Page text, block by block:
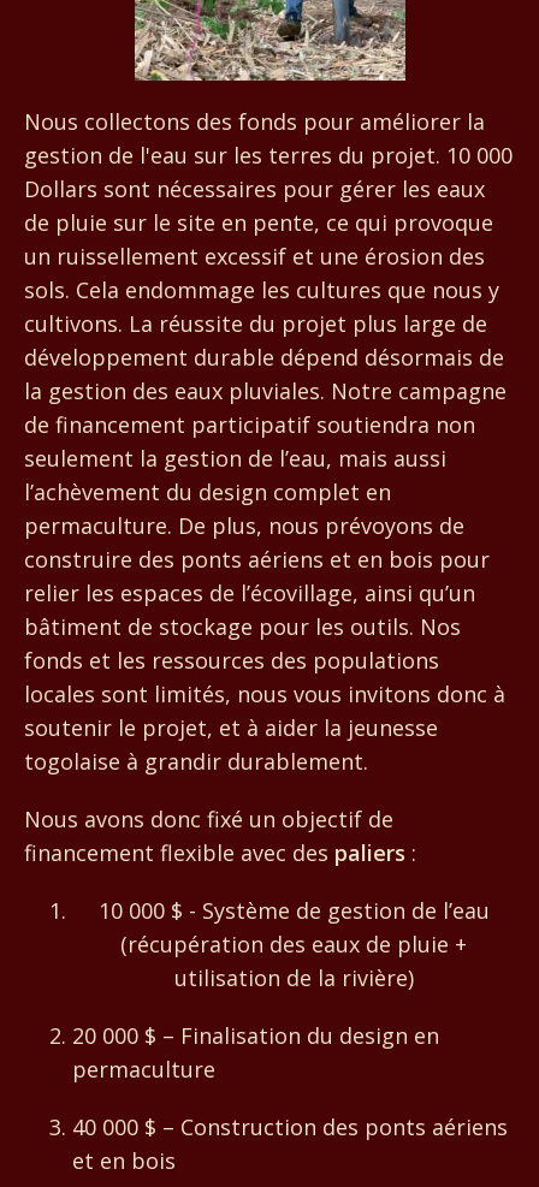
Nous collectons des fonds pour améliorer la
gestion de l'eau sur les terres du projet. 10 000
Dollars sont nécessaires pour gérer les eaux
de pluie sur le site en pente, ce qui provoque
un ruissellement excessif et une érosion des
sols. Cela endommage les cultures que nous y
cultivons. La réussite du projet plus large de
développement durable dépend désormais de
la gestion des eaux pluviales. Notre campagne
de financement participatif soutiendra non
seulement la gestion de l’eau, mais aussi
l’achèvement du design complet en
permaculture. De plus, nous prévoyons de
construire des ponts aériens et en bois pour
relier les espaces de l’écovillage, ainsi qu’un
bâtiment de stockage pour les outils. Nos
fonds et les ressources des populations
locales sont limités, nous vous invitons donc à
soutenir le projet, et à aider la jeunesse
togolaise à grandir durablement.
Nous avons donc fixé un objectif de
financement flexible avec des paliers :
10 000 $ - Système de gestion de l’eau
(récupération des eaux de pluie +
utilisation de la rivière)
20 000 $ – Finalisation du design en
permaculture
40 000 $ – Construction des ponts aériens
et en bois